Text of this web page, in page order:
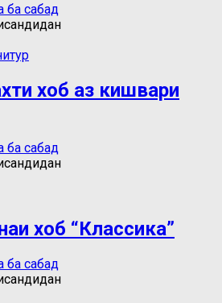
ба сабад
хоб аз кишвари
ба сабад
хоб “Классика”
ба сабад